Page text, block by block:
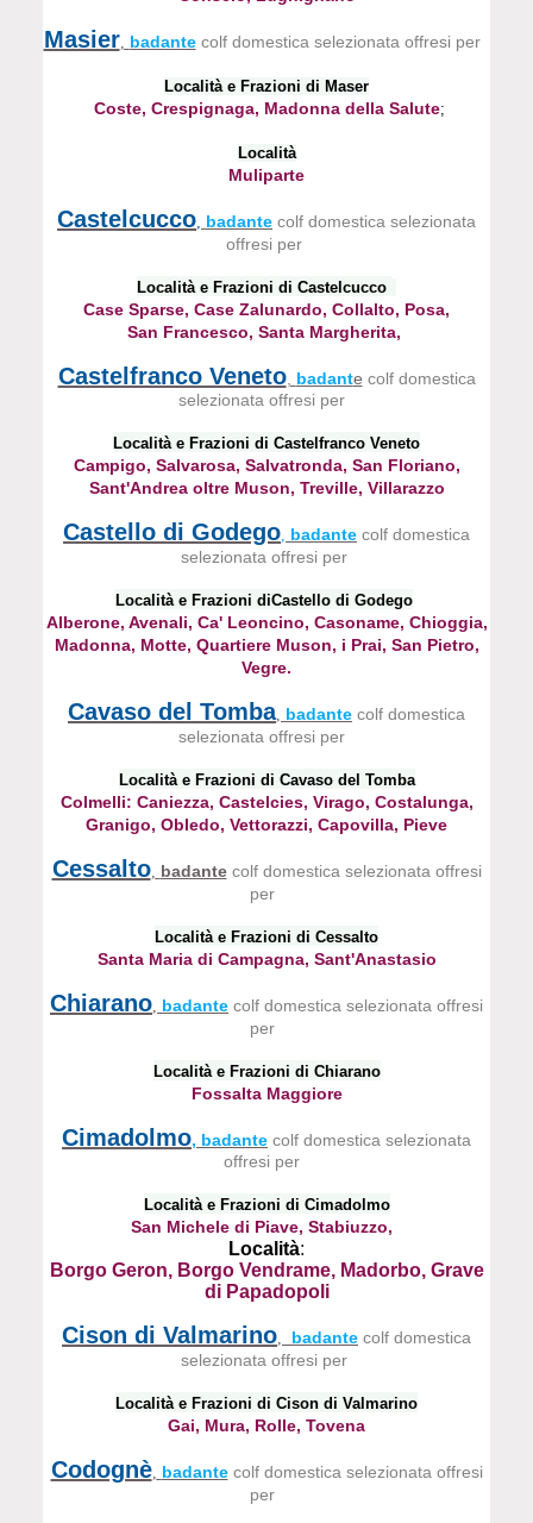
Masier, badante colf domestica selezionata offresi per
Località e Frazioni di Maser
Coste, Crespignaga, Madonna della Salute;
Località
Muliparte
Castelcucco badante colf domestica selezionata
offresi per
Località e Frazioni di Castelcucco
Case Sparse, Case Zalunardo, Collalto, Posa,
San Francesco, Santa Margherita,
Castelfranco Veneto, badante colf domestica
selezionata offresi per
Località e Frazioni di Castelfranco Veneto
Campigo, Salvarosa, Salvatronda, San Floriano,
Sant'Andrea oltre Muson, Treville, Villarazzo
Castello di Godego badante colf domestica
selezionata offresi per
Località e Frazioni diCastello di Godego
Alberone, Avenali, Ca' Leoncino, Casoname, Chioggia,
Madonna, Motte, Quartiere Muson, i Prai, San Pietro,
Vegre.
Cavaso del Tomba, badante colf domestica
selezionata offresi per
Località e Frazioni di Cavaso del Tomba
Colmelli: Caniezza, Castelcies, Virago, Costalunga,
Granigo, Obledo, Vettorazzi, Capovilla, Pieve
Cessalto, badante colf domestica selezionata offresi
per
Località e Frazioni di Cessalto
Santa Maria di Campagna, Sant'Anastasio
Chiarano badante colf domestica selezionata offresi
per
Località e Frazioni di Chiarano
Fossalta Maggiore
Cimadolmo, badante colf domestica selezionata
offresi per
Località e Frazioni di Cimadolmo
San Michele di Piave, Stabiuzzo,
Località:
Borgo Geron, Borgo Vendrame, Madorbo, Grave
di Papadopoli
Cison di Valmarino badante colf domestica
selezionata offresi per
Località e Frazioni di Cison di Valmarino
Gai, Mura, Rolle, Tovena
Codognè, badante colf domestica selezionata offresi
per